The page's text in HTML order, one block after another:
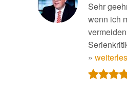
Sehr
wenn ich
»